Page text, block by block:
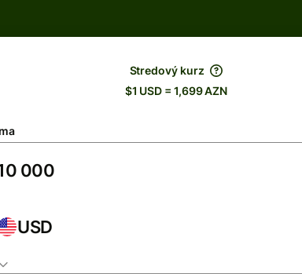
Stredový kurz
$1 USD = 1,699 AZN
USD